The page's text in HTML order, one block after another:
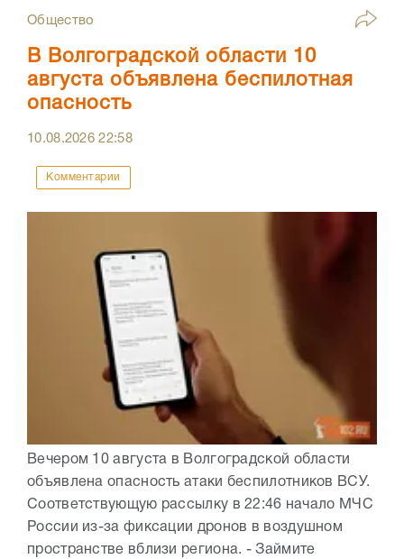
Общество
В Волгоградской области 10
августа объявлена беспилотная
опасность
10.08.202622:58
Комментарии
Вечером 10 августа в Волгоградской области
объявлена опасность атаки беспилотников ВСУ.
Соответствующую рассылку в 22:46 начало МЧС
России из-за фиксации дронов в воздушном
пространстве вблизи региона. - Займите